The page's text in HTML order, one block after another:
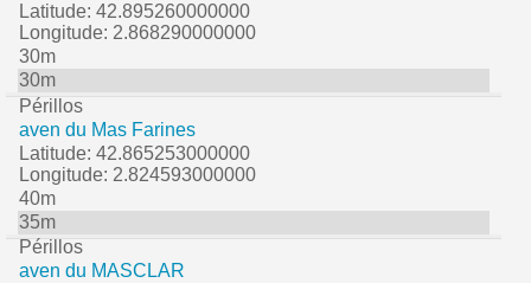
Latitude: 42.895260000000
Longitude: 2.868290000000
30m
30m
Périllos
aven du Mas Farines
Latitude: 42.865253000000
Longitude: 2.824593000000
40m
35m
Périllos
aven du MASCLAR